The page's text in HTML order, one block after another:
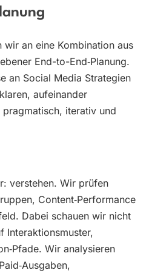
wir an eine Kombination aus
End-to-End‑Planung.
an Social Media Strategien
aufeinander
iterativ und
verstehen. Wir prüfen
Content‑Performance
Dabei schauen wir nicht
Interaktionsmuster,
Wir analysieren